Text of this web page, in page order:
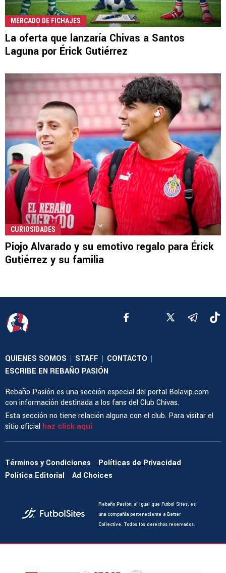
MERCADO DE FICHAJES
La oferta que lanzaría Chivas a Santos
Laguna por Érick Gutiérrez
CURIOSIDADES
Piojo Alvarado y su emotivo regalo para Érick
Gutiérrez y su familia
QUIENES SOMOS STAFF CONTACTO
ESCRIBE EN REBAÑO PASIÓN
Rebaño Pasión es una sección especial del portal Bolavip.com
con información destinada a los fans del Club Chivas.
Esta sección no tiene relación alguna con el club. Para visitar el
sitio oficial haz click aquí
Términos y Condiciones
Políticas de Privacidad
Política Editorial
Ad Choices
Rebaño Pasión, al igual que Futbol Sites, es
una compañía perteneciente a Better
Collective. Todos los derechos reservados.